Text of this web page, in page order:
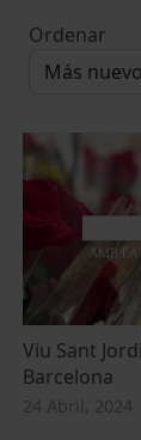
Ordenar
Viu Sant
Barcelona
24 Abril, 2024